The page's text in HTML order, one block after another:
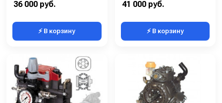
36 000 руб.
⚡ В корзину
41 000 руб.
⚡ В корзину